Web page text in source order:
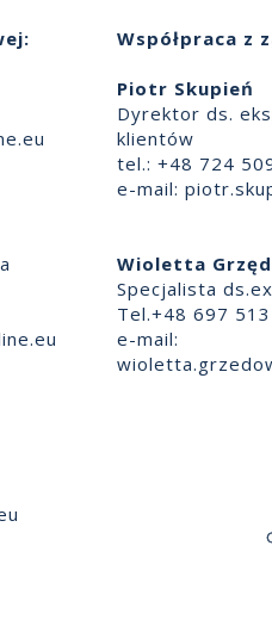
Współpraca z
Piotr Skupień
Dyrektor ds.
klientów
tel.: +48 724
e-mail:
Wioletta
Specjalista
Tel.+48 697
e-mail: